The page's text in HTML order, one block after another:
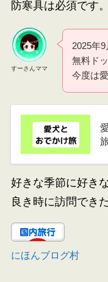
防寒具は必須です。
すーさんママ
2025年9
無料ド
今度は
好きな季節に好き
良き時に訪問でき
にほんブログ村